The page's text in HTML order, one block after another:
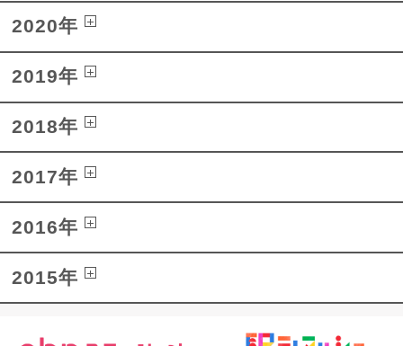
2020年
2019年
2018年
2017年
2016年
2015年